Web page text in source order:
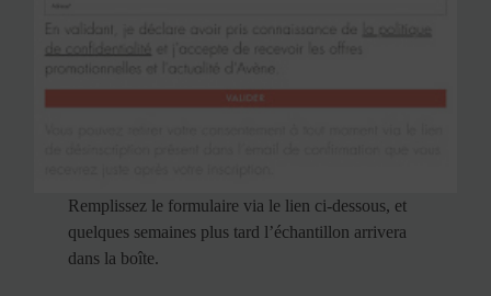
Remplissez le formulaire via le lien ci-dessous, et
quelques semaines plus tard l’échantillon arrivera
dans la boîte.